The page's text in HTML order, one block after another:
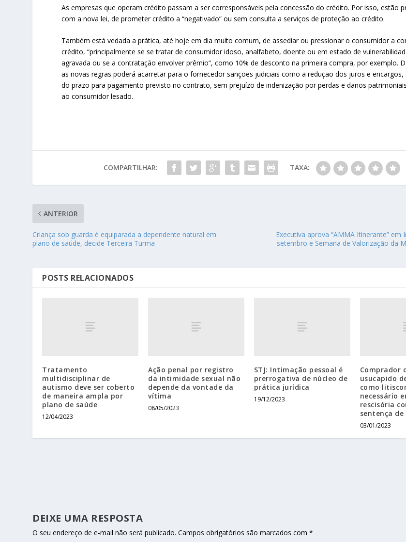
As empresas que operam crédito passam a ser corresponsáveis pela concessão do crédito. Por isso, estão
com a nova lei, de prometer crédito a “negativado” ou sem consulta a serviços de proteção ao crédito.
Também está vedada a prática, até hoje em dia muito comum, de assediar ou pressionar o consumidor a
crédito, “principalmente se se tratar de consumidor idoso, analfabeto, doente ou em estado de
agravada ou se a contratação envolver prêmio”, como 10% de desconto na primeira compra, por exemplo.
as novas regras poderá acarretar para o fornecedor sanções judiciais como a redução dos juros e encargos,
do prazo para pagamento previsto no contrato, sem prejuízo de indenização por perdas e danos
ao consumidor lesado.
COMPARTILHAR: TAXA:
ANTERIOR
Criança sob guarda é equiparada a dependente natural em
plano de saúde, decide Terceira Turma
Executiva aprova “AMMA Itinerante” em
setembro e Semana de Valorização da
POSTS RELACIONADOS
Tratamento
multidisciplinar de
autismo deve ser coberto
de maneira ampla por
plano de saúde
12/04/2023
Ação penal por registro
da intimidade sexual não
depende da vontade da
vítima
08/05/2023
STJ: Intimação pessoal é
prerrogativa de núcleo de
prática jurídica
19/12/2023
Comprador
usucapido
como
necessário
rescisória
sentença
03/01/2023
DEIXE UMA RESPOSTA
O seu endereço de e-mail não será publicado. Campos obrigatórios são marcados com*